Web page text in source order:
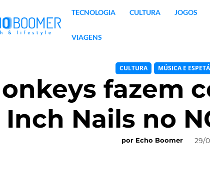
TECNOLOGIA CULTURA JOGOS
VIAGENS
CULTURA MÚSICA E
fazem
Inch Nails no
por Echo Boomer 29/